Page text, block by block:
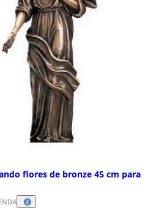
flores de bronze 45 cm para